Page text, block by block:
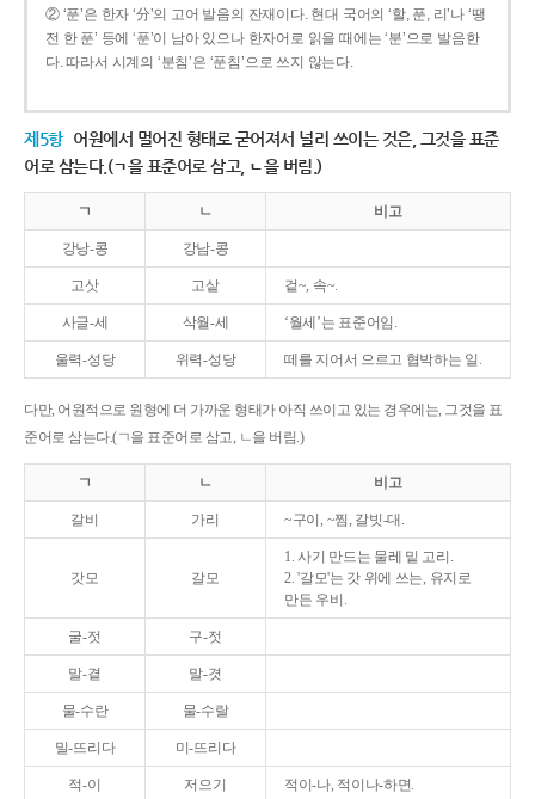
② ‘푼’은 한자 ‘分’의 고어 발음의 잔재이다. 현대 국어의 ‘할, 푼, 리’나 ‘땡
전 한 푼’ 등에 ‘푼’이 남아 있으나 한자어로 읽을 때에는 ‘분’으로 발음한
다. 따라서 시계의 ‘분침’은 ‘푼침’으로 쓰지 않는다.
제5항 어원에서 멀어진 형태로 굳어져서 널리 쓰이는 것은, 그것을 표준
어로 삼는다.(ㄱ을 표준어로 삼고, ㄴ을 버림.)
ㄱ ㄴ 비고
강낭-콩 강남-콩
고삿 고샅 겉~, 속~.
사글-세 삭월-세 ‘월세’는 표준어임.
울력-성당 위력-성당 떼를 지어서 으르고 협박하는 일.
다만, 어원적으로 원형에 더 가까운 형태가 아직 쓰이고 있는 경우에는, 그것을 표
준어로 삼는다.(ㄱ을 표준어로 삼고, ㄴ을 버림.)
ㄱ ㄴ 비고
갈비 가리 ~구이, ~찜, 갈빗-대.
갓모 갈모
1. 사기 만드는 물레 밑 고리.
2. '갈모'는 갓 위에 쓰는, 유지로
만든 우비.
굴-젓 구-젓
말-곁 말-겻
물-수란 물-수랄
밀-뜨리다 미-뜨리다
적-이 저으기 적이-나, 적이나-하면.